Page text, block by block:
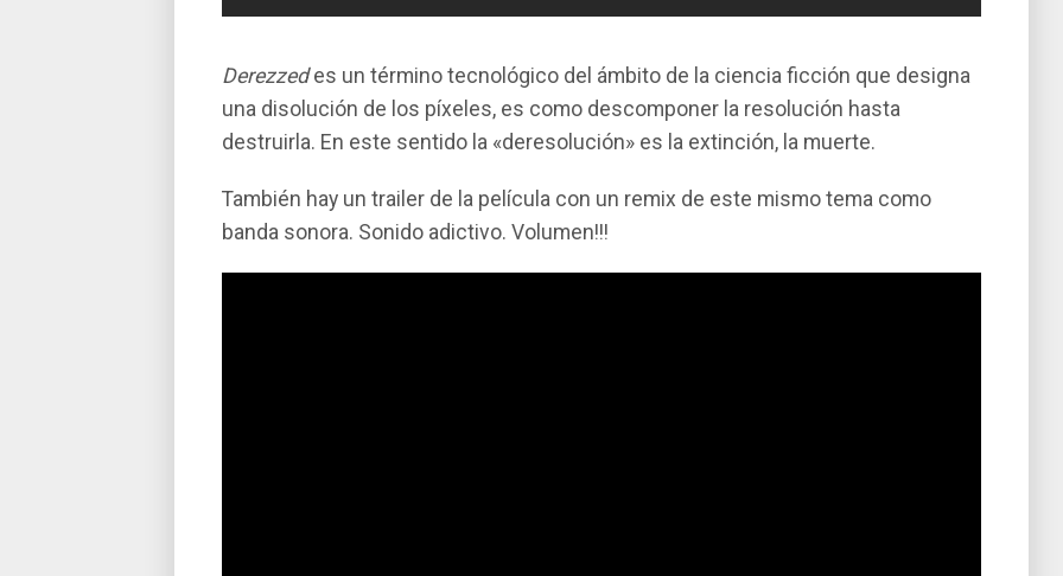
Derezzedes un término tecnológico del ámbito de la ciencia ficción que designa
una disolución de los pí­xeles, es como descomponer la resolución hasta
destruirla. En este sentido la «deresolución» es la extinción, la muerte.
También hay un trailer de la pelí­cula con un remix de este mismo tema como
banda sonora. Sonido adictivo. Volumen!!!